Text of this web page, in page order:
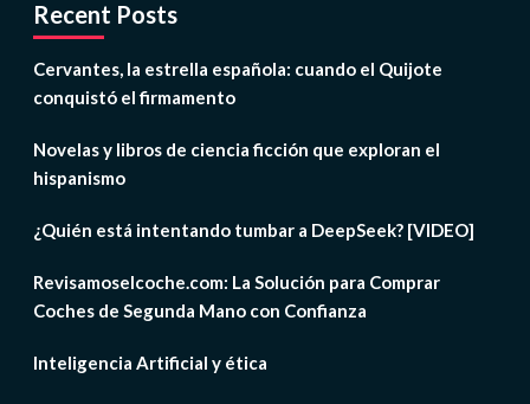
Recent Posts
Cervantes, la estrella española: cuando el Quijote
conquistó el firmamento
Novelas y libros de ciencia ficción que exploran el
hispanismo
¿Quién está intentando tumbar a DeepSeek? [VIDEO]
Revisamoselcoche.com: La Solución para Comprar
Coches de Segunda Mano con Confianza
Inteligencia Artificial y ética